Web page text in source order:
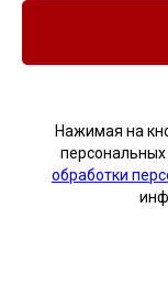
Нажимая на
обработки